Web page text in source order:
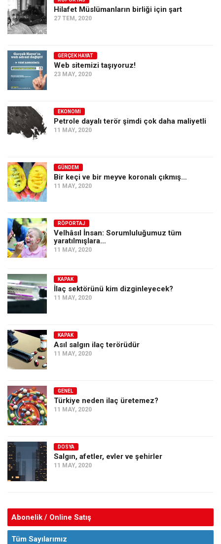
Ekonomi
Spor
Sağlık
Gıda-Beslenme
Türkiye
Siyaset
Dünya
Asya
Amerika
Avustralya
Tarih
Düşünce
Dosyalar
Hilafet Müslümanların birliği için şart
27 TEM, 2020
GERÇEK HAYAT
Web sitemizi taşıyoruz!
23 MAY, 2020
EKONOMI
Petrole dayalı terör şimdi çok daha maliyetli
11 MAY, 2020
GÜNDEM
Bir keçi ve bir meyve koronalı çıkmış…
11 MAY, 2020
RÖPORTAJ
Velhâsıl İnsan: Sorumluluğumuz tüm
yaratılmışlara…
11 MAY, 2020
KAPAK
İlaç sektörünü kim dizginleyecek?
11 MAY, 2020
KAPAK
Asıl salgın ilaç terörüdür
11 MAY, 2020
GENEL
Türkiye neden ilaç üretemez?
11 MAY, 2020
DOSYA
Salgın, afetler, evler ve şehirler
11 MAY, 2020
Abonelik / Online Satış
Tüm Sayılarımız